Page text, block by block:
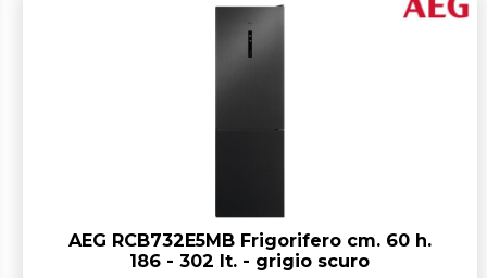
AEG RCB732E5MB Frigorifero cm. 60 h.
186 - 302 lt. - grigio scuro